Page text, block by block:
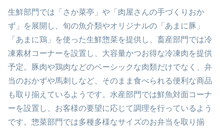
生鮮部門では「さか菜亭」や「肉屋さんの手づくりおか
ず」を展開し、旬の魚介類やオリジナルの「あまに豚」
「あまに鶏」を使った生鮮惣菜を提供し、畜産部門では冷
凍素材コーナーを設置し、大容量かつお得な冷凍肉を提供
予定。豚肉や鶏肉などのベーシックな肉類だけでなく、弁
当のおかずや馬刺しなど、そのまま食べられる便利な商品
も取り揃えているようです。水産部門では鮮魚対面コーナ
ーを設置し、お客様の要望に応じて調理を行っているよう
です。惣菜部門では多種多様なサイズのお弁当を取り揃